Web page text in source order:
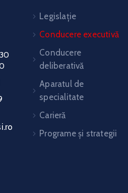
Legislație
Conducere executivă
Conducere
deliberativă
Aparatul de
specialitate
Carieră
Programe și strategii